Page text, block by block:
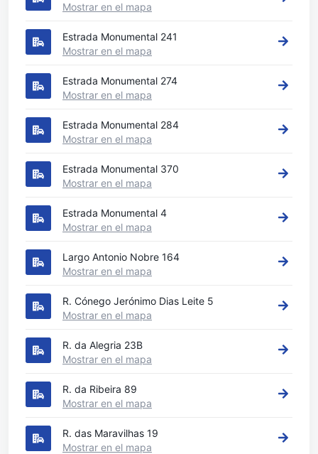
Mostrar en el mapa
Estrada Monumental 241
Mostrar en el mapa
Estrada Monumental 274
Mostrar en el mapa
Estrada Monumental 284
Mostrar en el mapa
Estrada Monumental 370
Mostrar en el mapa
Estrada Monumental 4
Mostrar en el mapa
Largo Antonio Nobre 164
Mostrar en el mapa
R. Cónego Jerónimo Dias Leite 5
Mostrar en el mapa
R. da Alegria 23B
Mostrar en el mapa
R. da Ribeira 89
Mostrar en el mapa
R. das Maravilhas 19
Mostrar en el mapa